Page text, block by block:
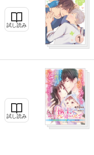
試し読み
試し読み